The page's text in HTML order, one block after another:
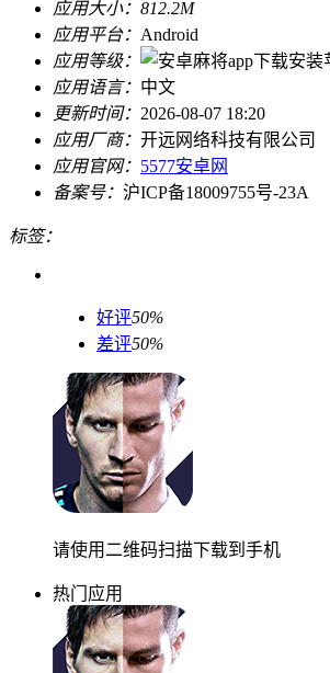
应用大小： 812.2M
应用平台： Android
应用等级：
应用语言： 中文
更新时间： 2026-08-07 18:20
应用厂商： 开远网络科技有限公司
应用官网： 5577安卓网
备案号： 沪ICP备18009755号-23A
标签：
好评50%
差评50%
请使用二维码扫描下载到手机
热门应用